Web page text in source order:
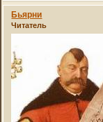
Бьярни
Читатель